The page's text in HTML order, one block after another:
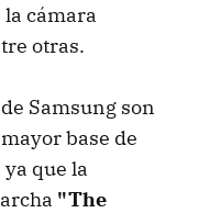
cámara
otras.
Samsung son
base de
que la
"The